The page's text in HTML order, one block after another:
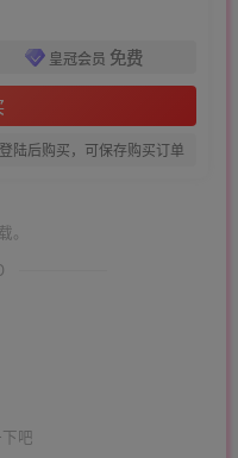
皇冠会员 免费
陆后购买，可保存购买订单
吧